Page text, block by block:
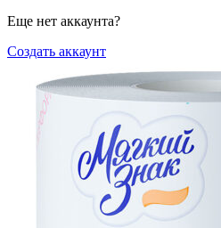
Еще нет аккаунта?
Создать аккаунт